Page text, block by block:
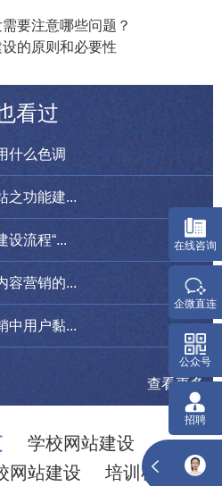
要注意哪些问题？
的原则和必要性
看过
什么色调
之功能建...
设流程“...
容营销的...
中用户黏...
查看更多
学校网站建设
网站建设 培训机构